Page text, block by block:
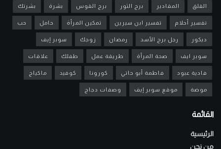
القلق المقادير برج الثور برج القوس بشرة بشرتك
تفسير أحلام تفسير ابن سيرين تمكين المرأة حامل حب
ديكور رجل برج الأسد رمضان زوجك سوبر إيف
سوبر ايف صحة المرأة طريقة عمل طفلك علاقات
فادية عبود فاطمة أبو حاتي كورونا كوفيد ماكياج
موضة موقع سوبر إيف وصفات دجاج
القائمة
الرئيسية
من نحن